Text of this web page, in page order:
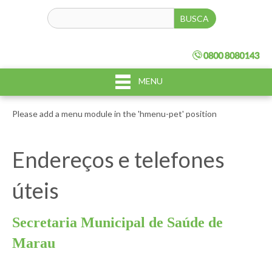
MENU
Please add a menu module in the 'hmenu-pet' position
Endereços e telefones
úteis
Secretaria Municipal de Saúde de
Marau